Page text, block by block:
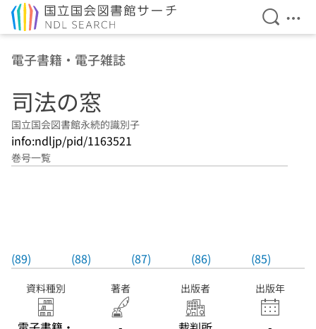
検索を
メ
電子書籍・電子雑誌
司法の窓
国立国会図書館永続的識別子
info:ndljp/pid/1163521
巻号一覧
(89) (88) (87) (86) (85)
資料種別 著者 出版者 出版年